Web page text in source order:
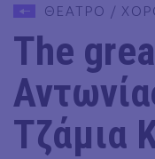
ΘΕΑΤΡΟ /
The
Τζάμια